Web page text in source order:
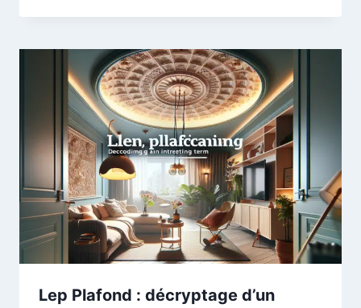
Lep Plafond : décryptage d’un